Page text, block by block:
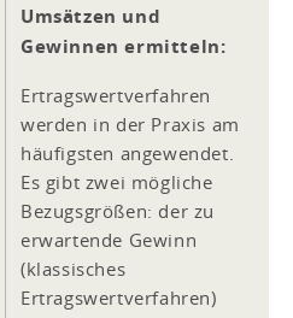
Umsätzen und
Gewinnen ermitteln:
Ertragswertverfahren
werden in der Praxis am
häufigsten angewendet.
Es gibt zwei mögliche
Bezugsgrößen: der zu
erwartende Gewinn
(klassisches
Ertragswertverfahren)